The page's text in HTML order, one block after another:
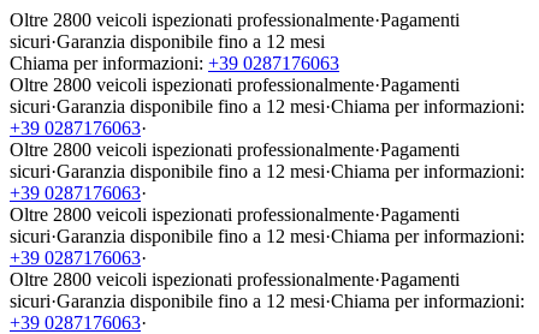
Oltre 2800 veicoli ispezionati professionalmente·Pagamenti
sicuri·Garanzia disponibile fino a 12 mesi
Chiama per informazioni: +39 0287176063
Oltre 2800 veicoli ispezionati professionalmente·Pagamenti
sicuri·Garanzia disponibile fino a 12 mesi·Chiama per informazioni:
+39 0287176063·
Oltre 2800 veicoli ispezionati professionalmente·Pagamenti
sicuri·Garanzia disponibile fino a 12 mesi·Chiama per informazioni:
+39 0287176063·
Oltre 2800 veicoli ispezionati professionalmente·Pagamenti
sicuri·Garanzia disponibile fino a 12 mesi·Chiama per informazioni:
+39 0287176063·
Oltre 2800 veicoli ispezionati professionalmente·Pagamenti
sicuri·Garanzia disponibile fino a 12 mesi·Chiama per informazioni:
+39 0287176063·